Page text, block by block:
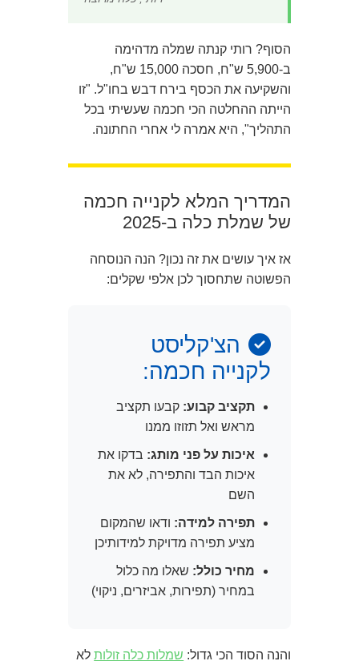
הסוף? רותי קנתה שמלה מדהימה
ב-5,900 ש"ח, חסכה 15,000 ש"ח,
והשקיעה את הכסף בירח דבש בחו"ל. "זו
הייתה ההחלטה הכי חכמה שעשיתי בכל
התהליך", היא אמרה לי אחרי החתונה.
המדריך המלא לקנייה חכמה
של שמלת כלה ב-2025
אז איך עושים את זה נכון? הנה הנוסחה
הפשוטה שתחסוך לכן אלפי שקלים:
הצ'קליסט
לקנייה חכמה:
תקציב קבוע: קבעו תקציב
מראש ואל תזוזו ממנו
איכות על פני מותג: בדקו את
איכות הבד והתפירה, לא את
השם
תפירה למידה: ודאו שהמקום
מציע תפירה מדויקת למידותיכן
מחיר כולל: שאלו מה כלול
במחיר (תפירות, אביזרים, ניקוי)
והנה הסוד הכי גדול: שמלות כלה זולותלא